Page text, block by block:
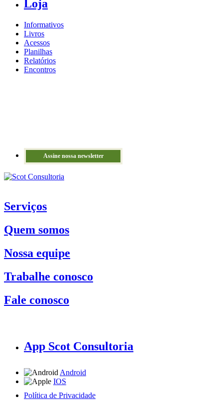
Loja
Informativos
Livros
Acessos
Planilhas
Relatórios
Encontros
Assine nossa newsletter
Serviços
Quem somos
Nossa equipe
Trabalhe conosco
Fale conosco
App Scot Consultoria
Android
IOS
Política de Privacidade